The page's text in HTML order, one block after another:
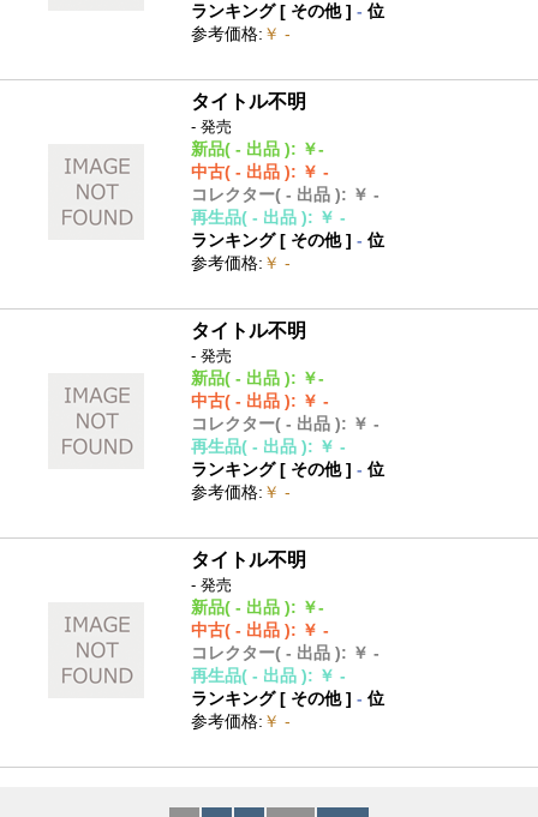
ランキング [ その他]- 位
参考価格: ￥ -
タイトル不明
- 発売
新品( - 出品 ): ￥-
中古( - 出品 ): ￥ -
コレクター( - 出品 ): ￥ -
再生品( - 出品 ): ￥ -
ランキング [ その他]- 位
参考価格: ￥ -
タイトル不明
- 発売
新品( - 出品 ): ￥-
中古( - 出品 ): ￥ -
コレクター( - 出品 ): ￥ -
再生品( - 出品 ): ￥ -
ランキング [ その他]- 位
参考価格: ￥ -
タイトル不明
- 発売
新品( - 出品 ): ￥-
中古( - 出品 ): ￥ -
コレクター( - 出品 ): ￥ -
再生品( - 出品 ): ￥ -
ランキング [ その他]- 位
参考価格: ￥ -